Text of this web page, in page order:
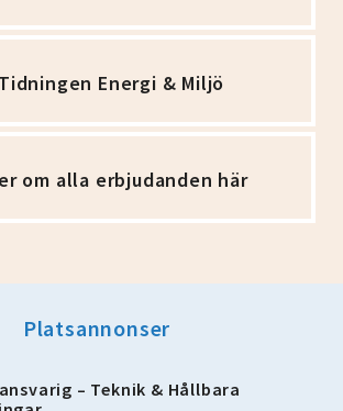
Tidningen Energi & Miljö
om alla erbjudanden här
Platsannonser
– Teknik & Hållbara